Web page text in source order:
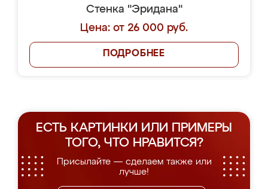
Стенка "Эридана"
Цена: от 26 000 руб.
ПОДРОБНЕЕ
ЕСТЬ КАРТИНКИ ИЛИ ПРИМЕРЫ
ТОГО, ЧТО НРАВИТСЯ?
Присылайте — сделаем также или
лучше!